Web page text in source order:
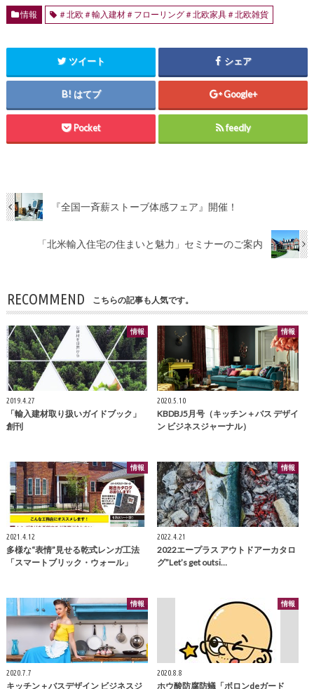
情報 ＃北欧＃輸入建材＃フローリング＃北欧家具＃北欧雑貨
ツイート シェア
はてブ Google+
Pocket feedly
『全国一斉薪ストーブ体感フェア』開催！
「北米輸入住宅の住まいと魅力」セミナーのご案内
RECOMMEND こちらの記事も人気です。
情報
2019.4.27
「輸入建材取り扱いガイドブック」
創刊
情報
2020.5.10
KBDBJ5月号（キッチン＋バス デザイ
ン ビジネスジャーナル）
情報
2021.4.12
多様な“表情”見せる乾式レンガ工法
「スマートブリック・ウォール」
情報
2022.4.21
2022エープラス アウトドアーカタロ
グ”Let’s get outsi…
情報
2020.7.7
キッチン＋バスデザイン ビジネスジ
情報
2020.8.8
ホウ酸防腐防蟻「ボロンdeガード